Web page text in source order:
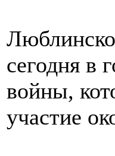
сегодня в
войны,
участие